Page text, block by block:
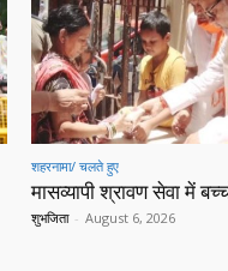
शहरनामा/ चलते हुए
मासव्यापी श्रावण सेवा में
शुभजिता - August 6, 2026